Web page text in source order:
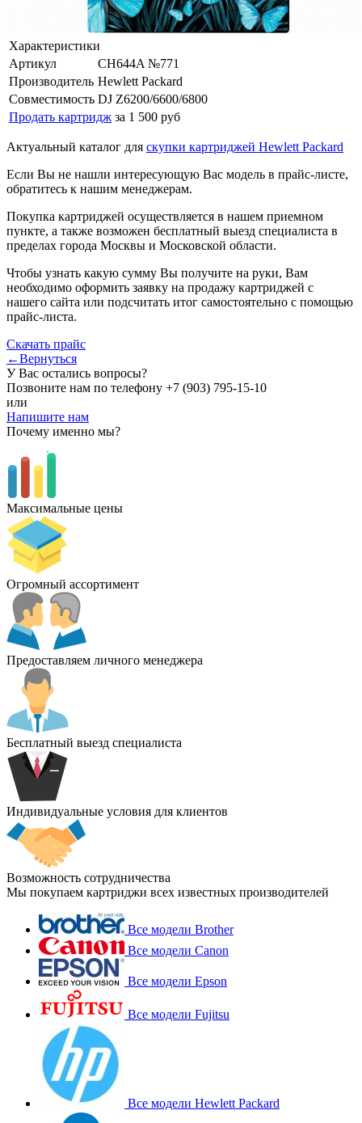
Характеристики
Артикул
CH644A №771
Производитель Hewlett Packard
Совместимость DJ Z6200/6600/6800
Продать картридж за 1 500 руб
Актуальный каталог для скупки картриджей Hewlett Packard
Если Вы не нашли интересующую Вас модель в прайс-листе,
обратитесь к нашим менеджерам.
Покупка картриджей осуществляется в нашем приемном
пункте, а также возможен бесплатный выезд специалиста в
пределах города Москвы и Московской области.
Чтобы узнать какую сумму Вы получите на руки, Вам
необходимо оформить заявку на продажу картриджей с
нашего сайта или подсчитать итог самостоятельно с помощью
прайс-листа.
Скачать прайс
←Вернуться
У Вас остались вопросы?
Позвоните нам по телефону +7 (903) 795-15-10
или
Напишите нам
Почему именно мы?
Максимальные цены
Огромный ассортимент
Предоставляем личного менеджера
Бесплатный выезд специалиста
Индивидуальные условия для клиентов
Возможность сотрудничества
Мы покупаем картриджи всех известных производителей
Все модели Brother
Все модели Canon
Все модели Epson
Все модели Fujitsu
Все модели Hewlett Packard